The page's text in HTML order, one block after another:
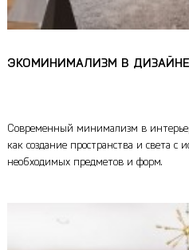
ЭКОМИНИМАЛИЗМ В
Современный минимализм в
как создание пространства и света с
необходимых предметов и форм.